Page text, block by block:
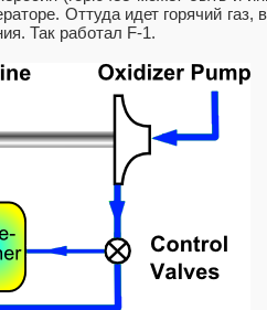
Оттуда идет горячий
Так работал F-1.